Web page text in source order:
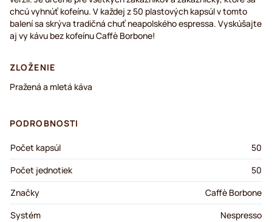
chcú vyhnúť kofeínu. V každej z 50 plastových kapsúl v tomto
balení sa skrýva tradičná chuť neapolského espressa. Vyskúšajte
aj vy kávu bez kofeínu Caffè Borbone!
ZLOŽENIE
Pražená a mletá káva
PODROBNOSTI
Počet kapsúl
50
Počet jednotiek
50
Značky
Caffè Borbone
Systém
Nespresso